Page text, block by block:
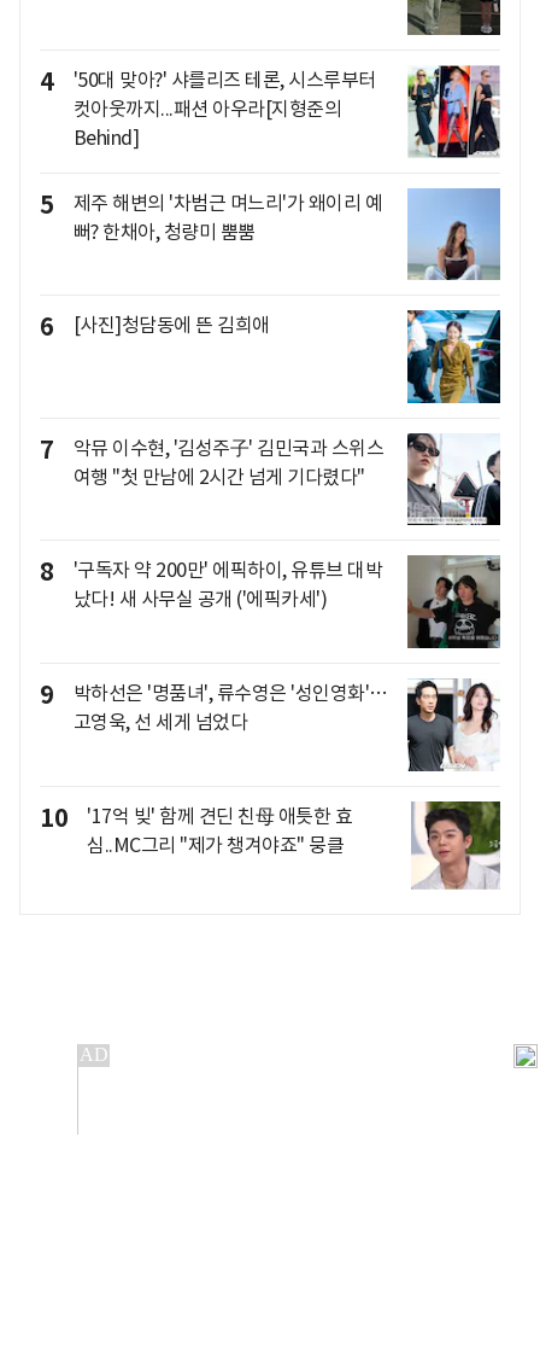
4
'50대 맞아?' 샤를리즈 테론, 시스루부터
컷아웃까지...패션 아우라[지형준의
Behind]
5
제주 해변의 '차범근 며느리'가 왜이리 예
뻐? 한채아, 청량미 뿜뿜
6 [사진]청담동에 뜬 김희애
7
악뮤 이수현, '김성주子' 김민국과 스위스
여행 "첫 만남에 2시간 넘게 기다렸다"
8
'구독자 약 200만' 에픽하이, 유튜브 대박
났다! 새 사무실 공개 ('에픽카세')
9
박하선은 '명품녀', 류수영은 '성인영화'…
고영욱, 선 세게 넘었다
10
'17억 빚' 함께 견딘 친母 애틋한 효
심..MC그리 "제가 챙겨야죠" 뭉클